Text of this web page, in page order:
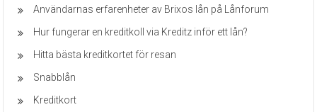
Användarnas erfarenheter av Brixos lån på Lånforum
Hur fungerar en kreditkoll via Kreditz inför ett lån?
Hitta bästa kreditkortet för resan
Snabblån
Kreditkort